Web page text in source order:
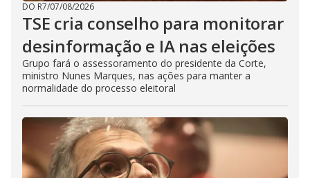
DO R7/07/08/2026
TSE cria conselho para monitorar
desinformação e IA nas eleições
Grupo fará o assessoramento do presidente da Corte,
ministro Nunes Marques, nas ações para manter a
normalidade do processo eleitoral